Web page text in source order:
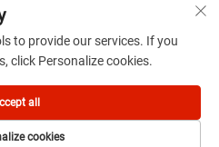
Goods Co., Ltd. Beijing Tüm hakları
Gizlilik Politikası
to provide our services. If you
click Personalize cookies.
cookies
all